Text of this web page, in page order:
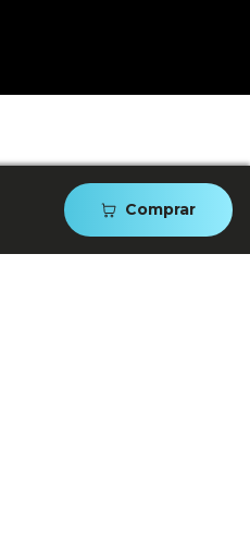
Comprar